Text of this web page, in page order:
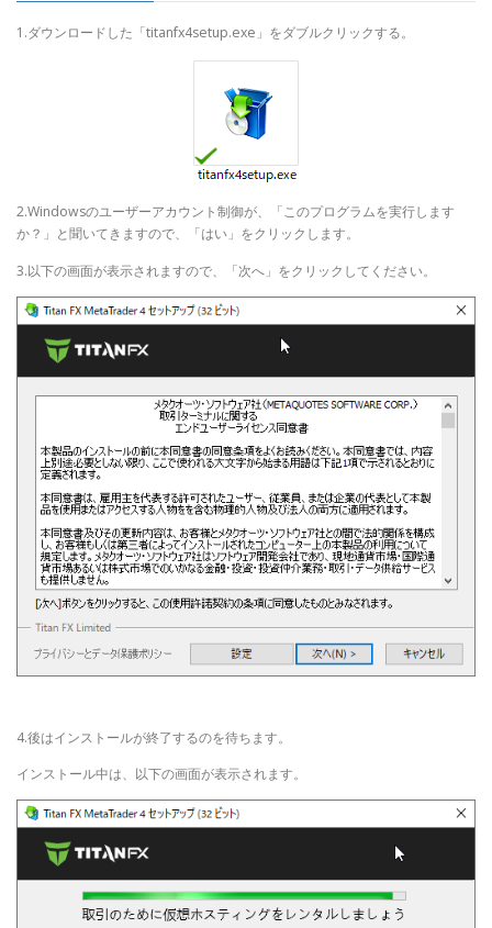
1.ダウンロードした「titanfx4setup.exe」をダブルクリックする。
2.Windowsのユーザーアカウント制御が、「このプログラムを実行します
か？」と聞いてきますので、「はい」をクリックします。
3.以下の画面が表示されますので、「次へ」をクリックしてください。
4.後はインストールが終了するのを待ちます。
インストール中は、以下の画面が表示されます。